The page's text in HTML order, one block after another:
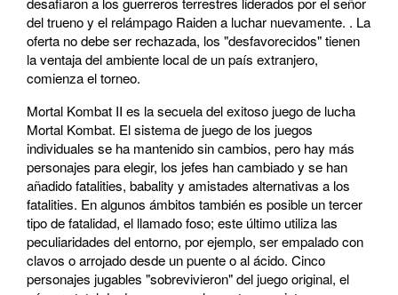
del trueno y el relámpago Raiden a luchar nuevamente. . La
oferta no debe ser rechazada, los "desfavorecidos" tienen
la ventaja del ambiente local de un país extranjero,
comienza el torneo.
Mortal Kombat II es la secuela del exitoso juego de lucha
Mortal Kombat. El sistema de juego de los juegos
individuales se ha mantenido sin cambios, pero hay más
personajes para elegir, los jefes han cambiado y se han
añadido fatalities, babality y amistades alternativas a los
fatalities. En algunos ámbitos también es posible un tercer
tipo de fatalidad, el llamado foso; este último utiliza las
peculiaridades del entorno, por ejemplo, ser empalado con
clavos o arrojado desde un puente o al ácido. Cinco
personajes jugables "sobrevivieron" del juego original, el